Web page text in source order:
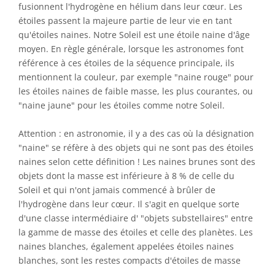
fusionnent l'hydrogène en hélium dans leur cœur. Les
étoiles passent la majeure partie de leur vie en tant
qu'étoiles naines. Notre Soleil est une étoile naine d'âge
moyen. En règle générale, lorsque les astronomes font
référence à ces étoiles de la séquence principale, ils
mentionnent la couleur, par exemple "naine rouge" pour
les étoiles naines de faible masse, les plus courantes, ou
"naine jaune" pour les étoiles comme notre Soleil.
Attention : en astronomie, il y a des cas où la désignation
"naine" se réfère à des objets qui ne sont pas des étoiles
naines selon cette définition ! Les naines brunes sont des
objets dont la masse est inférieure à 8 % de celle du
Soleil et qui n'ont jamais commencé à brûler de
l'hydrogène dans leur cœur. Il s'agit en quelque sorte
d'une classe intermédiaire d' "objets substellaires" entre
la gamme de masse des étoiles et celle des planètes. Les
naines blanches, également appelées étoiles naines
blanches, sont les restes compacts d'étoiles de masse